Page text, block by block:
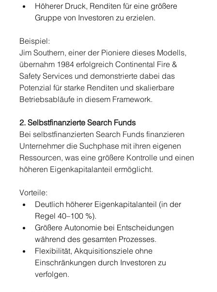
Höherer Druck, Renditen für eine größere
Gruppe von Investoren zu erzielen.
Beispiel:
Jim Southern, einer der Pioniere dieses Modells,
übernahm 1984 erfolgreich Continental Fire &
Safety Services und demonstrierte dabei das
Potenzial für starke Renditen und skalierbare
Betriebsabläufe in diesem Framework.
2. Selbstfinanzierte Search Funds
Bei selbstfinanzierten Search Funds finanzieren
Unternehmer die Suchphase mit ihren eigenen
Ressourcen, was eine größere Kontrolle und einen
höheren Eigenkapitalanteil ermöglicht.
Vorteile:
Deutlich höherer Eigenkapitalanteil (in der
Regel 40–100 %).
Größere Autonomie bei Entscheidungen
während des gesamten Prozesses.
Flexibilität, Akquisitionsziele ohne
Einschränkungen durch Investoren zu
verfolgen.